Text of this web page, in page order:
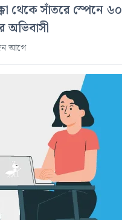
থেকে সাঁতরে স্পেনে ৬০
অভিবাসী
আগে